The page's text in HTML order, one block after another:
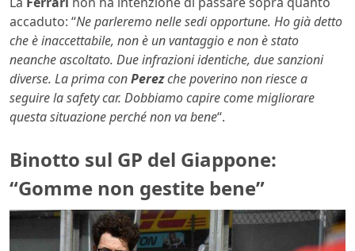
accaduto: “Ne parleremo nelle sedi opportune. Ho già detto
che è inaccettabile, non è un vantaggio e non è stato
neanche ascoltato. Due infrazioni identiche, due sanzioni
diverse. La prima conPerezche poverino non riesce a
seguire la safety car. Dobbiamo capire come migliorare
questa situazione perché non va bene“.
Binotto sul GP del Giappone:
“Gomme non gestite bene”